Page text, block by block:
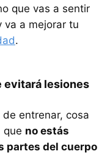
que vas a sentir
va a mejorar tu
.
evitará lesiones
entrenar, cosa
que no estás
partes del cuerpo